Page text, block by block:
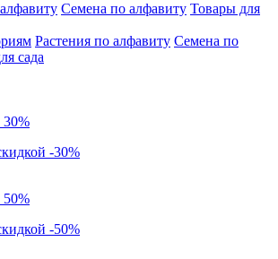
Семена по алфавиту Товары для
Растения по алфавиту Семена по
сада
30%
-30%
50%
-50%